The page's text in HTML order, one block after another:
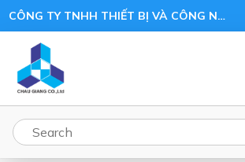
CÔNG TY TNHH THIẾT BỊ VÀ CÔNG NGHỆ CHÂU GIANG